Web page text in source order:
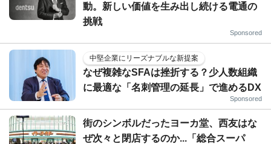
動。新しい価値を生み出し続ける電通の
挑戦
Sponsored
中堅企業にリーズナブルな新提案
なぜ複雑なSFAは挫折する？少人数組織
に最適な「名刺管理の延長」で進めるDX
Sponsored
街のシンボルだったヨーカ堂、西友はな
ぜ次々と閉店するのか...「総合スーパ